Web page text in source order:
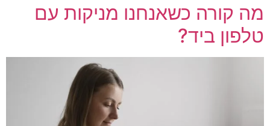
מה קורה כשאנחנו מניקות עם
טלפון ביד?